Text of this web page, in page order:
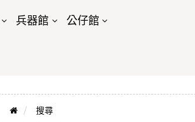
兵器館 公仔館
搜尋